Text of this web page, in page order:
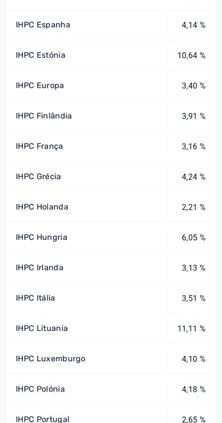
IHPC Espanha 4,14 %
IHPC Estónia 10,64 %
IHPC Europa 3,40 %
IHPC Finlândia 3,91 %
IHPC França 3,16 %
IHPC Grécia 4,24 %
IHPC Holanda 2,21 %
IHPC Hungria 6,05 %
IHPC Irlanda 3,13 %
IHPC Itália 3,51 %
IHPC Lituania 11,11 %
IHPC Luxemburgo 4,10 %
IHPC Polónia 4,18 %
IHPC Portugal 2,65 %